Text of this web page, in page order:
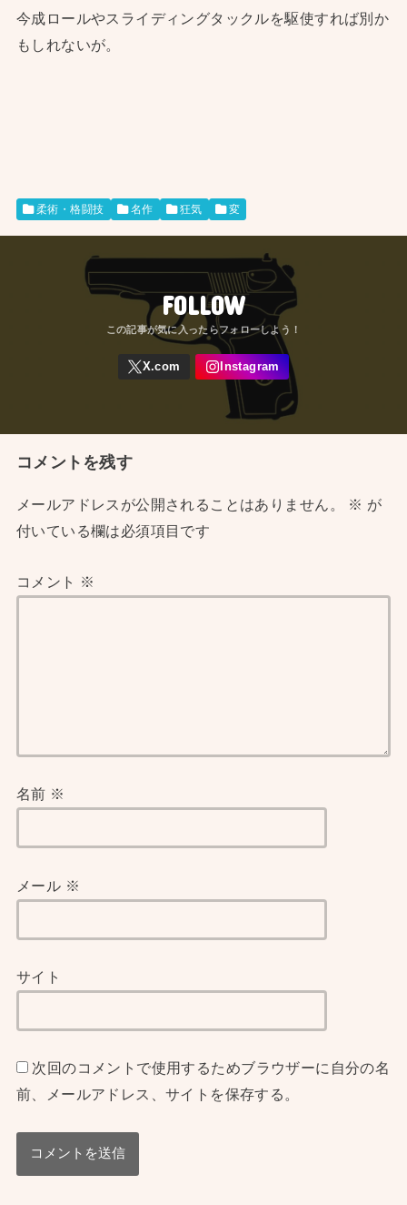
今成ロールやスライディングタックルを駆使すれば別か
もしれないが。
柔術・格闘技 名作 狂気 変
FOLLOW
コメントを残す
メールアドレスが公開されることはありません。 ※ が
付いている欄は必須項目です
コメント ※
名前 ※
メール ※
サイト
次回のコメントで使用するためブラウザーに自分の名
前、メールアドレス、サイトを保存する。